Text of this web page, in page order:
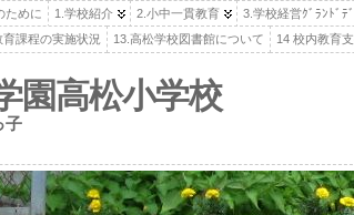
ために 1.学校紹介 2.小中一貫教育 3.学校経営ｸﾞﾗﾝﾄﾞﾃ
育課程の実施状況 13.高松学校図書館について 14 校内教育
園高松小学校
子